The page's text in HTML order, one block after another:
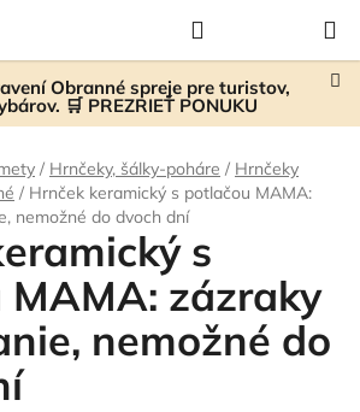
Obranné spreje pre turistov,
🛒 PREZRIEŤ PONUKU
KOŠÍK
/ Hrnčeky, šálky-poháre / Hrnčeky
/ Hrnček keramický s potlačou MAMA:
nemožné do dvoch dní
s
zázraky
nemožné do